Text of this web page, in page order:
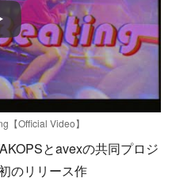
【Official Video】
とavexの共同プロジ
のリリース作